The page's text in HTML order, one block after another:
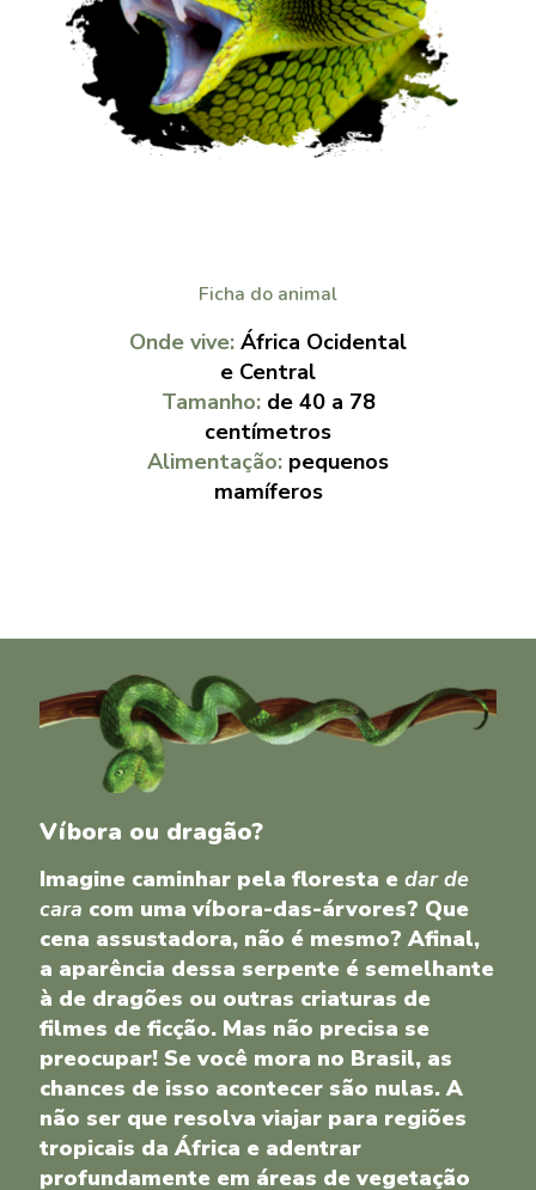
Ficha do animal
Onde vive: África Ocidental
e Central
Tamanho: de 40 a 78
centímetros
Alimentação: pequenos
mamíferos
Víbora ou dragão?
Imagine caminhar pela floresta e dar de
cara com uma víbora-das-árvores? Que
cena assustadora, não é mesmo? Afinal,
a aparência dessa serpente é semelhante
à de dragões ou outras criaturas de
filmes de ficção. Mas não precisa se
preocupar! Se você mora no Brasil, as
chances de isso acontecer são nulas. A
não ser que resolva viajar para regiões
tropicais da África e adentrar
profundamente em áreas de vegetação